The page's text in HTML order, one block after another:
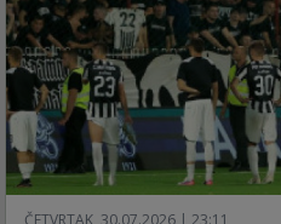
ČETVRTAK, 30.07.2026 | 23:11